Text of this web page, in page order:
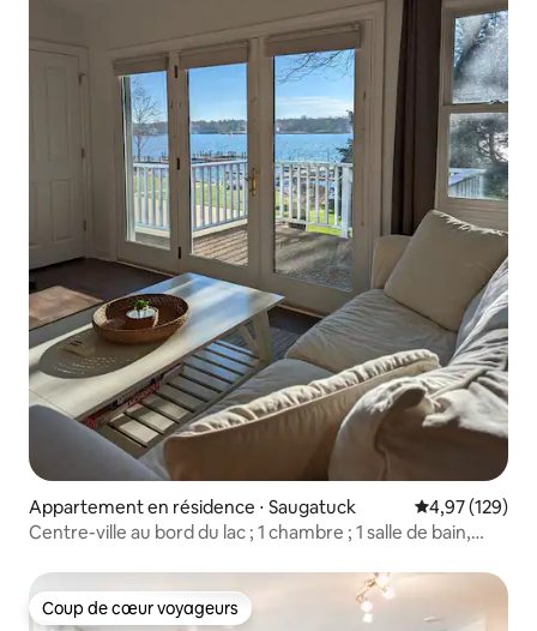
Appartement en résidence ⋅ Saugatuck Évaluation
4,97 (129)
Centre-ville au bord du lac ; 1 chambre ; 1 salle de bain,
Coup de cœur voyageurs
Coup de cœur voyageurs